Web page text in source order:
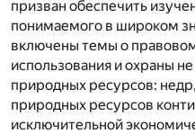
призван обеспечить
понимаемого в широком
включены темы о
использования и охраны
природных ресурсов:
природных ресурсов
исключительной